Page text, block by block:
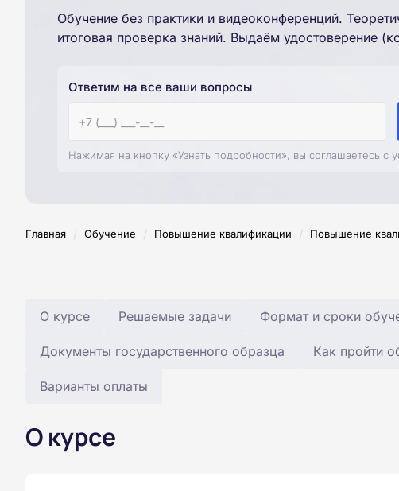
Обучение без практики и видеоконференций.
итоговая проверка знаний. Выдаём удостоверение
Ответим на все ваши вопросы
Нажимая на кнопку «Узнать подробности», вы соглашаетесь с
Главная / Обучение / Повышение квалификации / Повышение
О курсе Решаемые задачи Формат и сроки
Документы государственного образца Как пройти
Варианты оплаты
О курсе